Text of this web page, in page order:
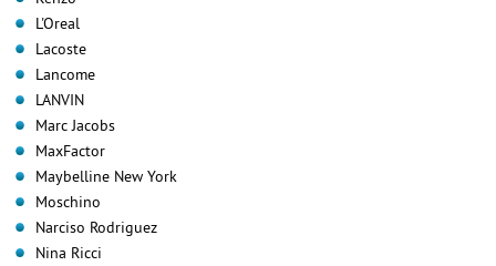
L'Oreal
Lacoste
Lancome
LANVIN
Marc Jacobs
MaxFactor
Maybelline New York
Moschino
Narciso Rodriguez
Nina Ricci